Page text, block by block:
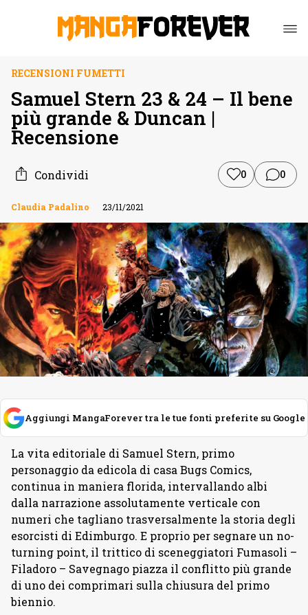
RECENSIONI FUMETTI
Samuel Stern 23 & 24 – Il bene
più grande & Duncan |
Recensione
Condividi 0 0
Claudia Padalino 23/11/2021
Aggiungi MangaForever tra le tue fonti preferite su Google
La vita editoriale di Samuel Stern, primo
personaggio da edicola di casa Bugs Comics,
continua in maniera florida, intervallando albi
dalla narrazione assolutamente verticale con
numeri che tagliano trasversalmente la storia degli
esorcisti di Edimburgo. E proprio per segnare un no-
turning point, il trittico di sceneggiatori Fumasoli –
Filadoro – Savegnago piazza il conflitto più grande
di uno dei comprimari sulla chiusura del primo
biennio.